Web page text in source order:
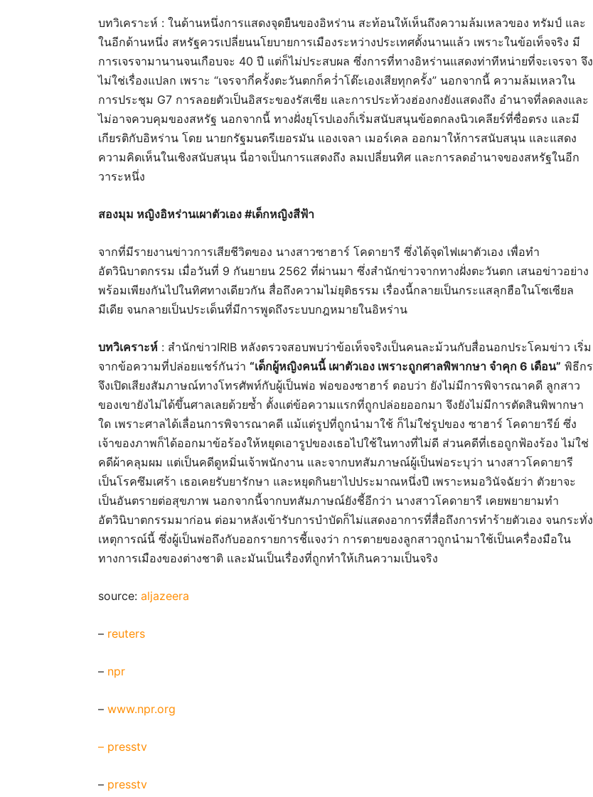
บทวิเคราะห์ : ในด้านหนึ่งการแสดงจุดยืนของอิหร่าน สะท้อนให้เห็นถึงความล้มเหลวของ ทรัมป์ และ
ในอีกด้านหนึ่ง สหรัฐควรเปลี่ยนนโยบายการเมืองระหว่างประเทศตั้งนานแล้ว เพราะในข้อเท็จจริง มี
การเจรจามานานจนเกือบจะ 40 ปี แต่ก็ไม่ประสบผล ซึ่งการที่ทางอิหร่านแสดงท่าทีหน่ายที่จะเจรจา จึง
ไม่ใช่เรื่องแปลก เพราะ “เจรจากี่ครั้งตะวันตกก็คว่ำโต๊ะเองเสียทุกครั้ง” นอกจากนี้ ความล้มเหลวใน
การประชุม G7 การลอยตัวเป็นอิสระของรัสเซีย และการประท้วงฮ่องกงยังแสดงถึง อำนาจที่ลดลงและ
ไม่อาจควบคุมของสหรัฐ นอกจากนี้ ทางฝั่งยุโรปเองก็เริ่มสนับสนุนข้อตกลงนิวเคลียร์ที่ซื่อตรง และมี
เกียรติกับอิหร่าน โดย นายกรัฐมนตรีเยอรมัน แองเจลา เมอร์เคล ออกมาให้การสนับสนุน และแสดง
ความคิดเห็นในเชิงสนับสนุน นี่อาจเป็นการแสดงถึง ลมเปลี่ยนทิศ และการลดอำนาจของสหรัฐในอีก
วาระหนึ่ง
สองมุม หญิงอิหร่านเผาตัวเอง #เด็กหญิงสีฟ้า
จากที่มีรายงานข่าวการเสียชีวิตของ นางสาวซาฮาร์ โคดายารี ซึ่งได้จุดไฟเผาตัวเอง เพื่อทำ
อัตวินิบาตกรรม เมื่อวันที่ 9 กันยายน 2562 ที่ผ่านมา ซึ่งสำนักข่าวจากทางฝั่งตะวันตก เสนอข่าวอย่าง
พร้อมเพียงกันไปในทิศทางเดียวกัน สื่อถึงความไม่ยุติธรรม เรื่องนี้กลายเป็นกระแสลุกฮือในโซเซียล
มีเดีย จนกลายเป็นประเด็นที่มีการพูดถึงระบบกฎหมายในอิหร่าน
บทวิเคราะห์ : สำนักข่าวIRIB หลังตรวจสอบพบว่าข้อเท็จจริงเป็นคนละม้วนกับสื่อนอกประโคมข่าว เริ่ม
จากข้อความที่ปล่อยแชร์กันว่า “เด็กผู้หญิงคนนี้ เผาตัวเอง เพราะถูกศาลพิพากษา จำคุก 6 เดือน” พิธีกร
จึงเปิดเสียงสัมภาษณ์ทางโทรศัพท์กับผู้เป็นพ่อ พ่อของซาฮาร์ ตอบว่า ยังไม่มีการพิจารณาคดี ลูกสาว
ของเขายังไม่ได้ขึ้นศาลเลยด้วยซ้ำ ตั้งแต่ข้อความแรกที่ถูกปล่อยออกมา จึงยังไม่มีการตัดสินพิพากษา
ใด เพราะศาลได้เลื่อนการพิจารณาคดี แม้แต่รูปที่ถูกนำมาใช้ ก็ไม่ใช่รูปของ ซาฮาร์ โคดายารีย์ ซึ่ง
เจ้าของภาพก็ได้ออกมาข้อร้องให้หยุดเอารูปของเธอไปใช้ในทางที่ไม่ดี ส่วนคดีที่เธอถูกฟ้องร้อง ไม่ใช่
คดีผ้าคลุมผม แต่เป็นคดีดูหมิ่นเจ้าพนักงาน และจากบทสัมภาษณ์ผู้เป็นพ่อระบุว่า นางสาวโคดายารี
เป็นโรคซึมเศร้า เธอเคยรับยารักษา และหยุดกินยาไปประมาณหนึ่งปี เพราะหมอวินัจฉัยว่า ตัวยาจะ
เป็นอันตรายต่อสุขภาพ นอกจากนี้จากบทสัมภาษณ์ยังชี้อีกว่า นางสาวโคดายารี เคยพยายามทำ
อัตวินิบาตกรรมมาก่อน ต่อมาหลังเข้ารับการบำบัดก็ไม่แสดงอาการที่สื่อถึงการทำร้ายตัวเอง จนกระทั่ง
เหตุการณ์นี้ ซึ่งผู้เป็นพ่อถึงกับออกรายการชี้แจงว่า การตายของลูกสาวถูกนำมาใช้เป็นเครื่องมือใน
ทางการเมืองของต่างชาติ และมันเป็นเรื่องที่ถูกทำให้เกินความเป็นจริง
source: aljazeera
– reuters
– npr
– www.npr.org
– presstv
– presstv